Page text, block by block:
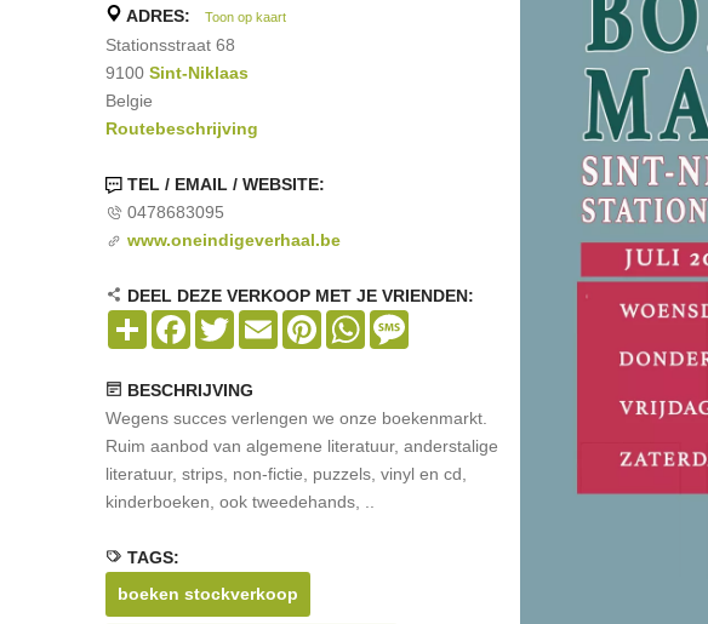
ADRES: Toon op kaart
Stationsstraat 68
9100 Sint-Niklaas
Belgie
Routebeschrijving
TEL / EMAIL / WEBSITE:
0478683095
www.oneindigeverhaal.be
DEEL DEZE VERKOOP MET JE VRIENDEN:
Share Facebook
TwitterEmail PinterestWhatsApp
BESCHRIJVING
Wegens succes verlengen we onze boekenmarkt.
Ruim aanbod van algemene literatuur, anderstalige
literatuur, strips, non-fictie, puzzels, vinyl en cd,
kinderboeken, ook tweedehands, ..
TAGS:
boeken stockverkoop